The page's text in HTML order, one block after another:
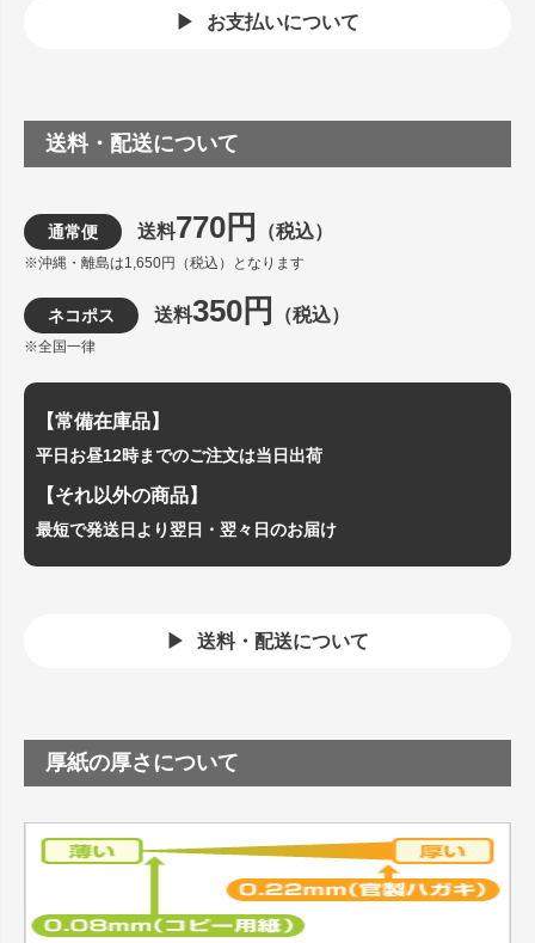
お支払いについて
送料・配送について
通常便 送料770円 （税込）
※沖縄・離島は1,650円（税込）となります
ネコポス 送料350円 （税込）
※全国一律
【常備在庫品】
平日お昼12時までのご注文は当日出荷
【それ以外の商品】
最短で発送日より翌日・翌々日のお届け
送料・配送について
厚紙の厚さについて